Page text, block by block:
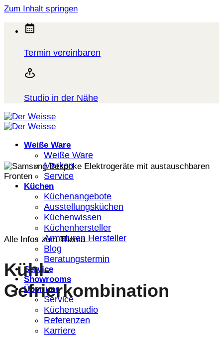
Zum Inhalt springen
Termin vereinbaren
Studio in der Nähe
Weiße Ware
Weiße Ware
Marken
Service
Küchen
Küchenangebote
Ausstellungsküchen
Küchenwissen
Küchenhersteller
Armaturen Hersteller
Blog
Beratungstermin
Service
Showrooms
Über uns
Service
Küchenstudio
Referenzen
Karriere
Alle Infos zum Thema
Kühl-
Gefrierkombination